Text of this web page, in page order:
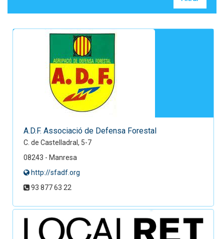
A.D.F. Associació de Defensa Forestal
C. de Castelladral, 5-7
08243 - Manresa
http://sfadf.org
93 877 63 22